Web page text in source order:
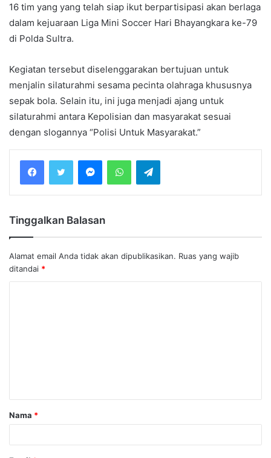
16 tim yang yang telah siap ikut berpartisipasi akan berlaga
dalam kejuaraan Liga Mini Soccer Hari Bhayangkara ke-79
di Polda Sultra.
Kegiatan tersebut diselenggarakan bertujuan untuk
menjalin silaturahmi sesama pecinta olahraga khususnya
sepak bola. Selain itu, ini juga menjadi ajang untuk
silaturahmi antara Kepolisian dan masyarakat sesuai
dengan slogannya “Polisi Untuk Masyarakat.”
MessengerWhatsAppTelegram
Tinggalkan Balasan
Alamat email Anda tidak akan dipublikasikan. Ruas yang wajib
ditandai *
Nama *